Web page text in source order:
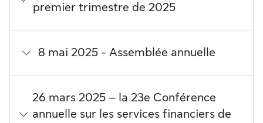
premier trimestre de 2025
8 mai 2025 - Assemblée annuelle
26 mars 2025 – la 23e Conférence
annuelle sur les services financiers de